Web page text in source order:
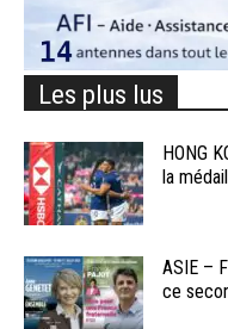
Les plus lus
HONG
la
ASIE –
ce